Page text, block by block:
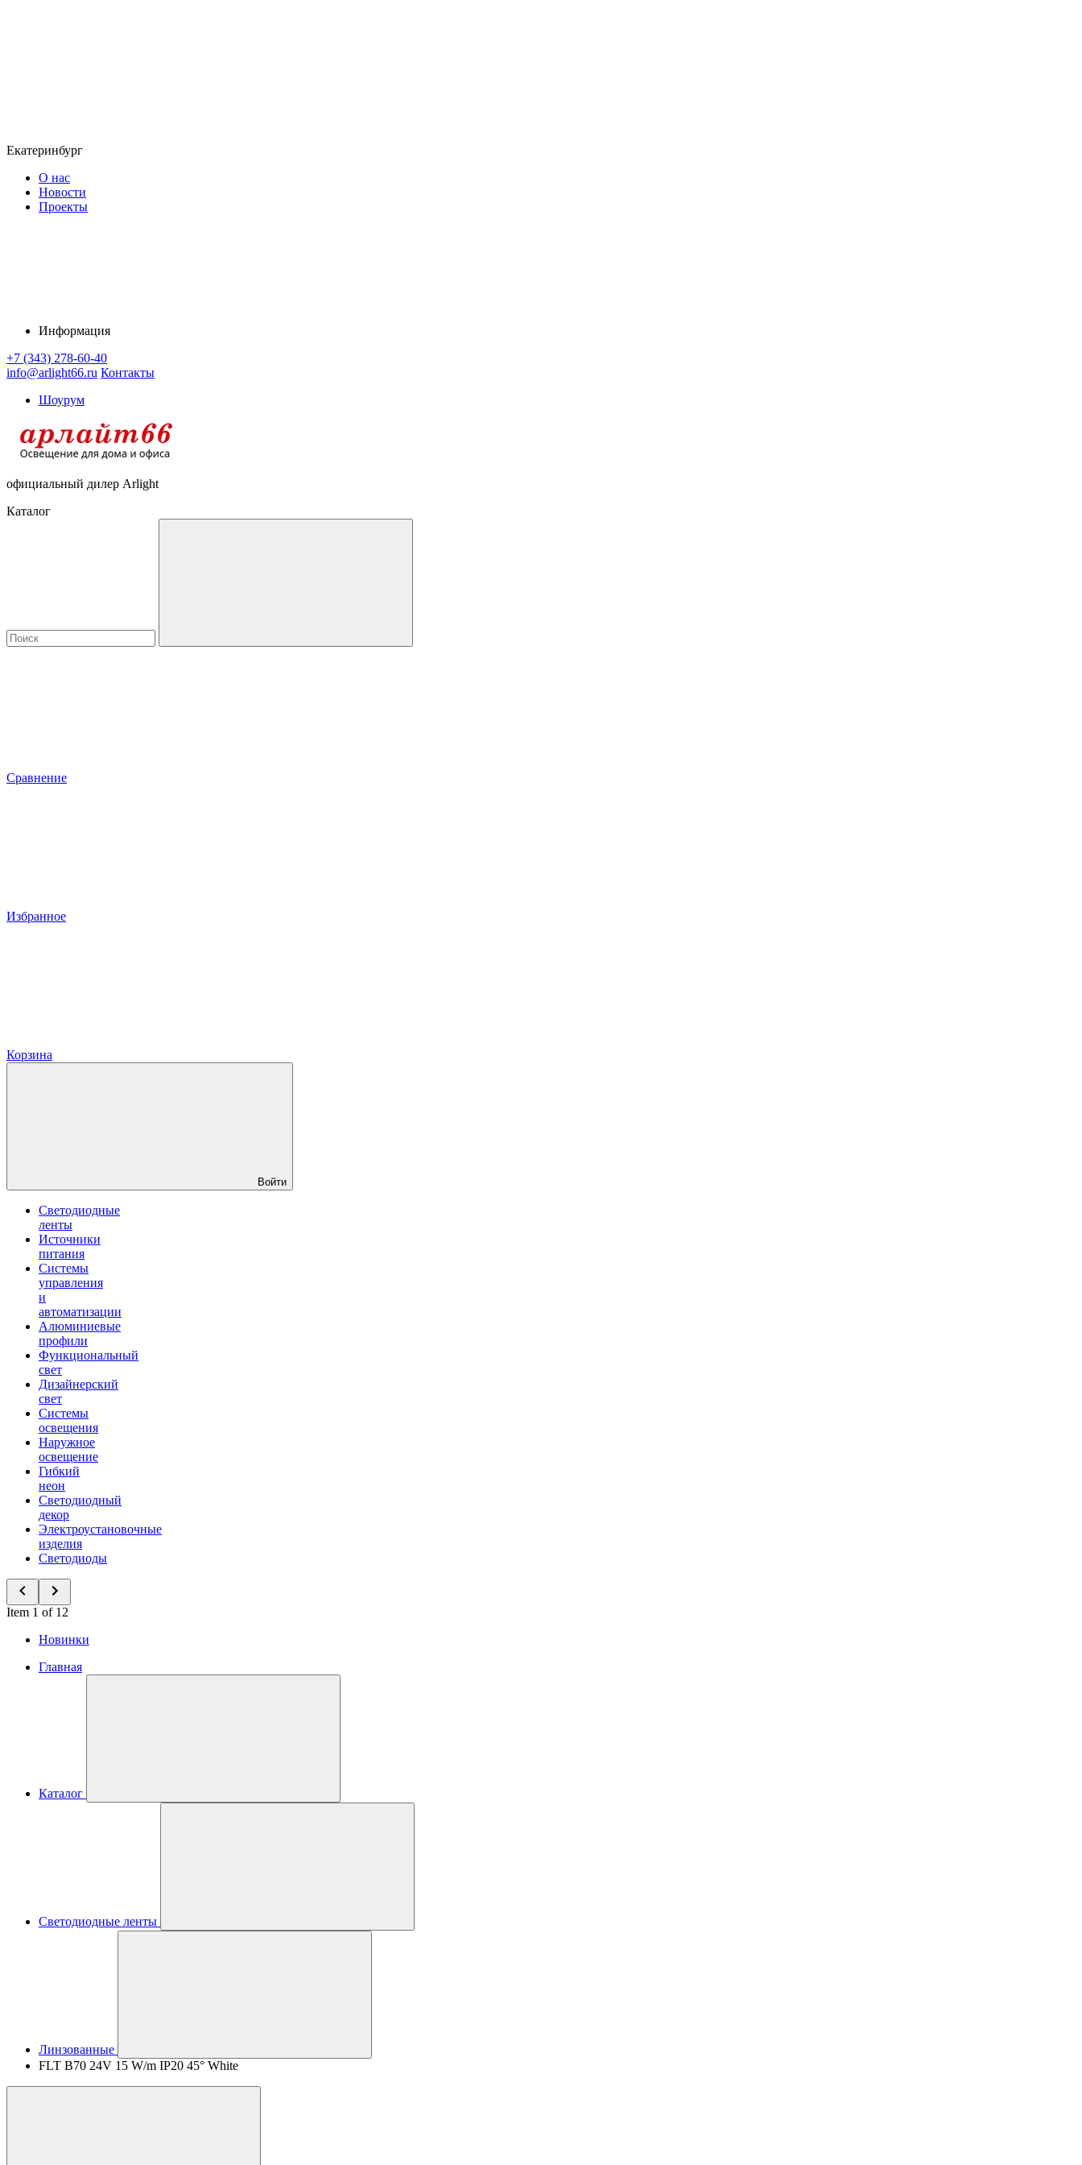
Екатеринбург
О нас
Новости
Проекты
Информация
+7 (343) 278-60-40
info@arlight66.ru Контакты
Шоурум
официальный дилер Arlight
Каталог
Сравнение
Избранное
Корзина
Войти
Светодиодные
ленты
Источники
питания
Системы
управления
и
автоматизации
Алюминиевые
профили
Функциональный
свет
Дизайнерский
свет
Системы
освещения
Наружное
освещение
Гибкий
неон
Светодиодный
декор
Электроустановочные
изделия
Светодиоды
Item 1 of 12
Новинки
Главная
Каталог
Светодиодные ленты
Линзованные
FLT B70 24V 15 W/m IP20 45° White